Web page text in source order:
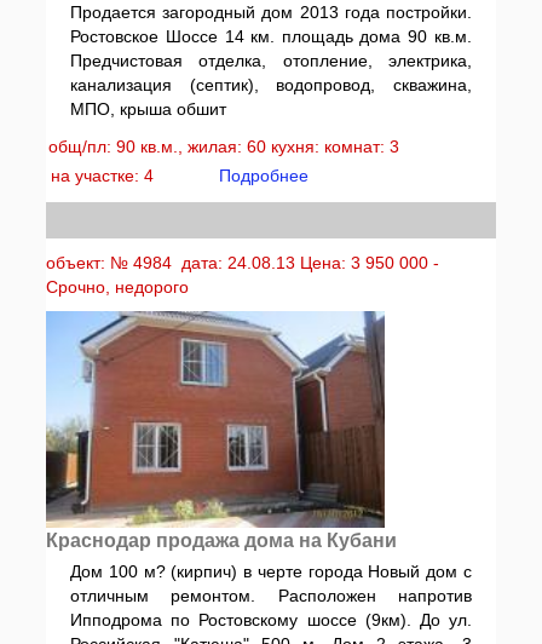
Продается загородный дом 2013 года постройки.
Ростовское Шоссе 14 км. площадь дома 90 кв.м.
Предчистовая отделка, отопление, электрика,
канализация (септик), водопровод, скважина,
МПО, крыша обшит
общ/пл: 90 кв.м., жилая: 60 кухня: комнат: 3
на участке: 4
Подробнее
объект: № 4984 дата: 24.08.13 Цена: 3 950 000 -
Срочно, недорого
Краснодар продажа дома на Кубани
Дом 100 м? (кирпич) в черте города Новый дом с
отличным ремонтом. Расположен напротив
Ипподрома по Ростовскому шоссе (9км). До ул.